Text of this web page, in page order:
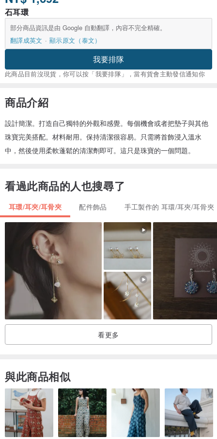
石耳環
部分商品資訊是由 Google 自動翻譯，內容不完全精確。
翻譯成英文
顯示原文（泰文）
我要排隊
此商品目前沒現貨，你可以按「我要排隊」，當有貨會主動發信通知你
商品介紹
設計簡潔。打造自己獨特的外觀和感覺。每個機會或者把墊子與其他
珠寶完美搭配。材料耐用。保持清潔很容易。只需將首飾浸入溫水
中，然後使用柔軟蓬鬆的清潔劑即可。這只是珠寶的一個問題。
看過此商品的人也搜尋了
耳環/耳夾/耳骨夾 配件飾品 手工製作的 耳環/耳夾/耳骨夾
看更多
與此商品相似